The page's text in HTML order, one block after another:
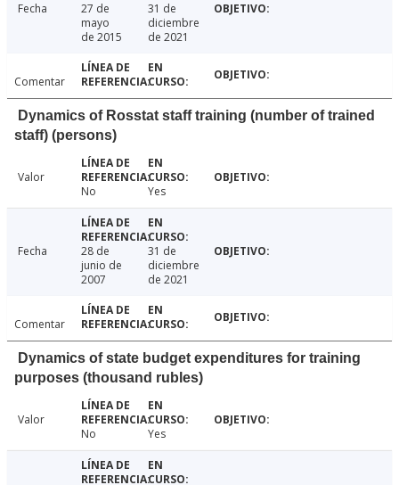
Fecha
27 de
mayo
de 2015
31 de
diciembre
de 2021
Comentar
Dynamics of Rosstat staff training (number of trained
staff) (persons)
Valor
No
Yes
Fecha
28 de
junio de
2007
31 de
diciembre
de 2021
Comentar
Dynamics of state budget expenditures for training
purposes (thousand rubles)
Valor
No
Yes